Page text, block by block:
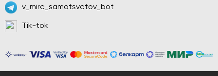
v_mire_samotsvetov_bot
Tik-tok